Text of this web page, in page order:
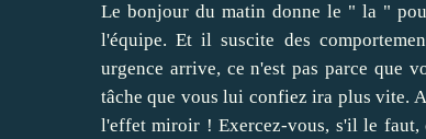
Le bonjour du matin donne le " la "
l'équipe. Et il suscite des
urgence arrive, ce n'est pas parce que
tâche que vous lui confiez ira plus vite.
l'effet miroir ! Exercez-vous, s'il le faut,